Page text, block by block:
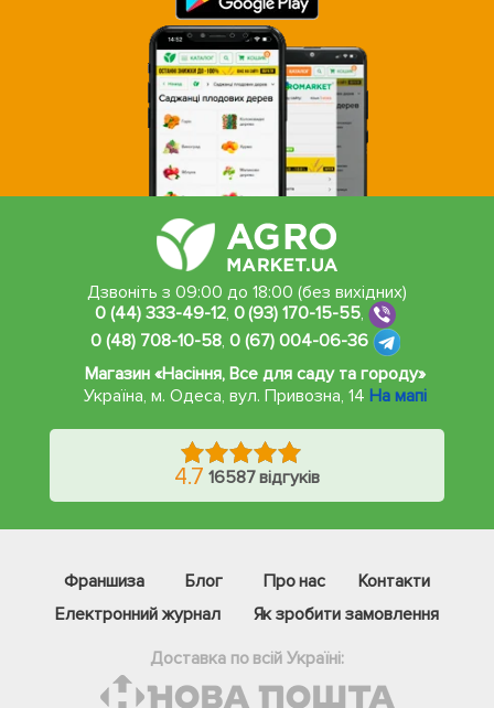
Дзвоніть з 09:00 до 18:00 (без вихідних)
0 (44) 333-49-12, 0 (93) 170-15-55,
0 (48) 708-10-58, 0 (67) 004-06-36
Магазин «Насіння, Все для саду та городу»
Україна, м. Одеса,вул. Привозна, 14 На мапі
4.7 16587 відгуків
Франшиза Блог Про нас
Контакти
Електронний журнал
Як зробити замовлення
Доставка по всій Україні: